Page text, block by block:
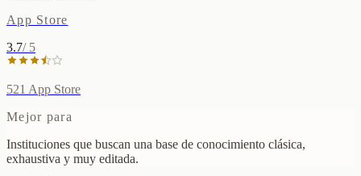
App Store
3.7/ 5
521 App Store
Mejor para
Instituciones que buscan una base de conocimiento clásica,
exhaustiva y muy editada.